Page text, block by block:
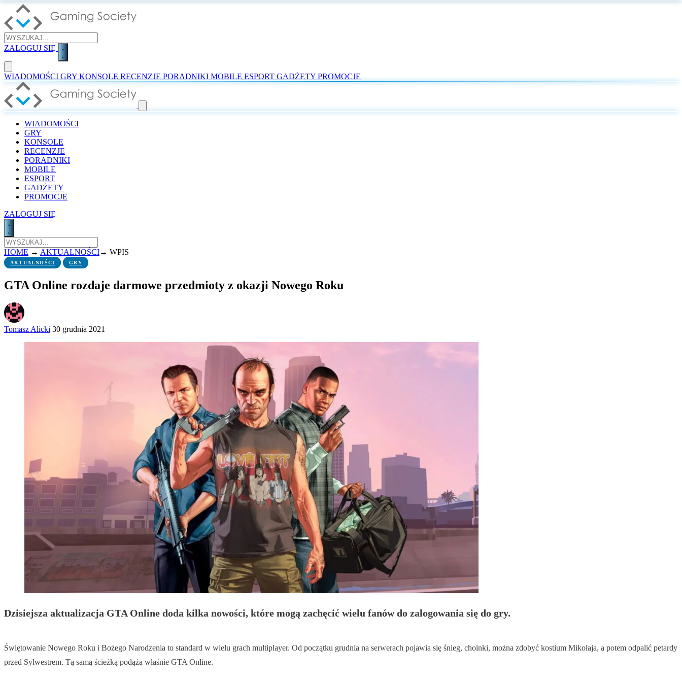
ZALOGUJ SIĘ
WIADOMOŚCI GRY KONSOLE RECENZJE PORADNIKI MOBILE ESPORT GADŻETY PROMOCJE
WIADOMOŚCI
GRY
KONSOLE
RECENZJE
PORADNIKI
MOBILE
ESPORT
GADŻETY
PROMOCJE
ZALOGUJ SIĘ
HOME → AKTUALNOŚCI→ WPIS
AKTUALNOŚCI GRY
GTA Online rozdaje darmowe przedmioty z okazji Nowego Roku
Tomasz Alicki 30 grudnia 2021
Dzisiejsza aktualizacja GTA Online doda kilka nowości, które mogą zachęcić wielu fanów do zalogowania się do gry.
Świętowanie Nowego Roku i Bożego Narodzenia to standard w wielu grach multiplayer. Od początku grudnia na serwerach pojawia się śnieg, choinki, można zdobyć kostium Mikołaja, a potem odpalić petardy
przed Sylwestrem. Tą samą ścieżką podąża właśnie GTA Online.